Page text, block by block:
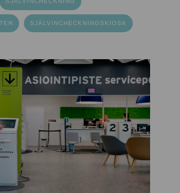
SJÄLVINCHECKNINGSKIOSK